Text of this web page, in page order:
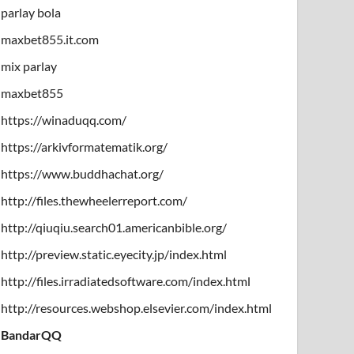
parlay bola
maxbet855.it.com
mix parlay
maxbet855
https://winaduqq.com/
https://arkivformatematik.org/
https://www.buddhachat.org/
http://files.thewheelerreport.com/
http://qiuqiu.search01.americanbible.org/
http://preview.static.eyecity.jp/index.html
http://files.irradiatedsoftware.com/index.html
http://resources.webshop.elsevier.com/index.html
BandarQQ